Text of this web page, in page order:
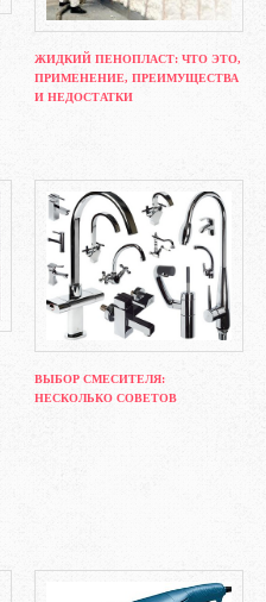
ЖИДКИЙ ПЕНОПЛАСТ: ЧТО ЭТО,
ПРИМЕНЕНИЕ, ПРЕИМУЩЕСТВА
И НЕДОСТАТКИ
ВЫБОР СМЕСИТЕЛЯ:
НЕСКОЛЬКО СОВЕТОВ